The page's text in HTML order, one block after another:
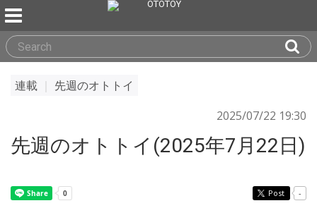
連載
先週のオトトイ
2025/07/22 19:30
先週のオトトイ(2025年7月22日)
Post -